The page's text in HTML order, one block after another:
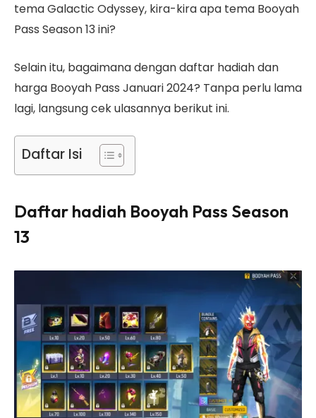
tema Galactic Odyssey, kira-kira apa tema Booyah
Pass Season 13 ini?
Selain itu, bagaimana dengan daftar hadiah dan
harga Booyah Pass Januari 2024? Tanpa perlu lama
lagi, langsung cek ulasannya berikut ini.
Daftar Isi
Daftar hadiah Booyah Pass Season
13